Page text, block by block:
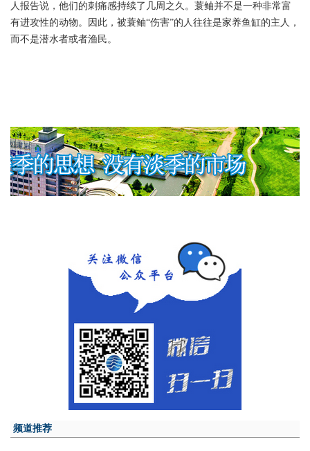
人报告说，他们的刺痛感持续了几周之久。蓑鲉并不是一种非常富
有进攻性的动物。因此，被蓑鲉“伤害”的人往往是家养鱼缸的主人，
而不是潜水者或者渔民。
频道推荐